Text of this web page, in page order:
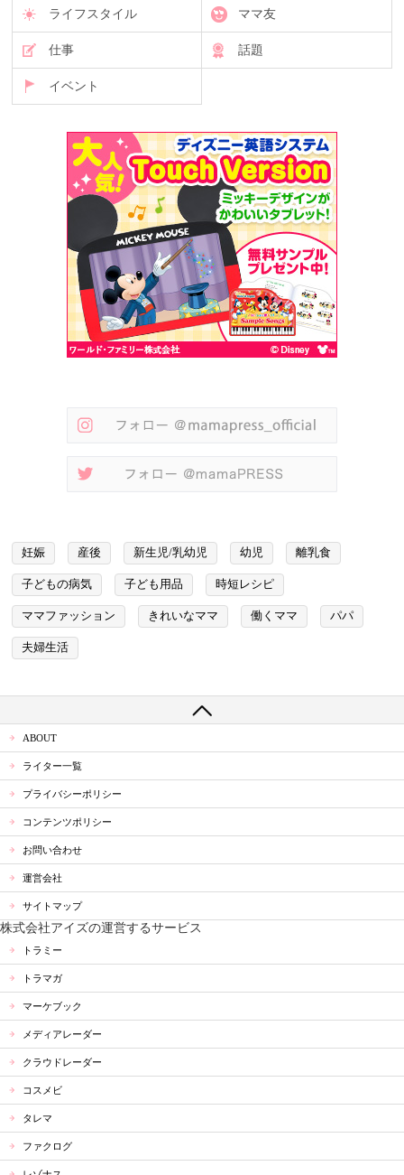
ライフスタイル ママ友
仕事 話題
イベント
妊娠 産後 新生児/乳幼児 幼児 離乳食
子どもの病気 子ども用品 時短レシピ
ママファッション きれいなママ 働くママ パパ
夫婦生活
ABOUT
ライター一覧
プライバシーポリシー
コンテンツポリシー
お問い合わせ
運営会社
サイトマップ
株式会社アイズの運営するサービス
トラミー
トラマガ
マーケブック
メディアレーダー
クラウドレーダー
コスメビ
タレマ
ファクログ